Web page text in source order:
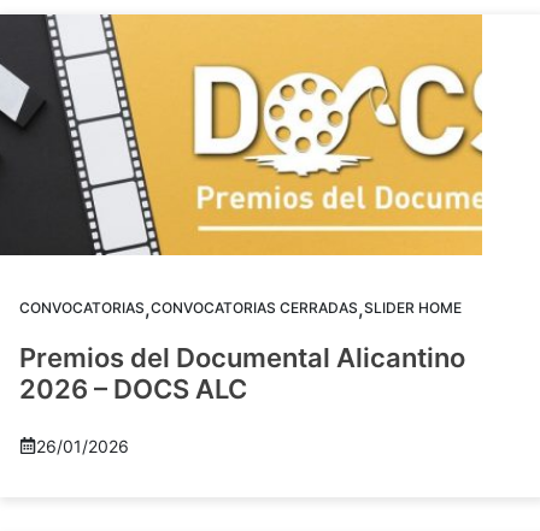
CONVOCATORIAS,CONVOCATORIAS CERRADAS,SLIDER HOME
Premios del Documental Alicantino
2026 – DOCS ALC
26/01/2026